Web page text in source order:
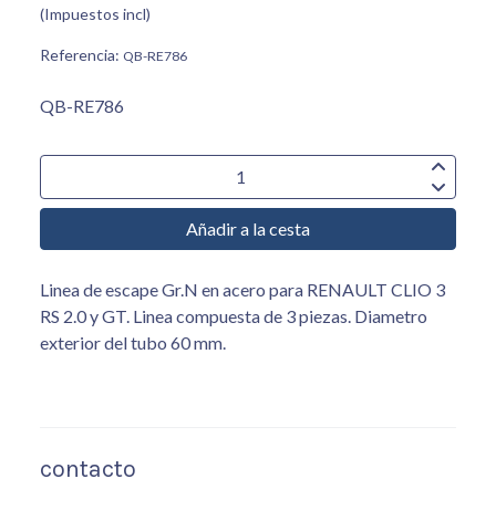
(Impuestos incl)
Referencia: QB-RE786
QB-RE786
Añadir a la cesta
Linea de escape Gr.N en acero para RENAULT CLIO 3
RS 2.0 y GT. Linea compuesta de 3 piezas. Diametro
exterior del tubo 60 mm.
contacto